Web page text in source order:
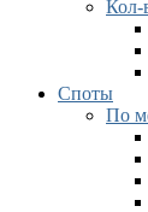
Кол-
Споты
По